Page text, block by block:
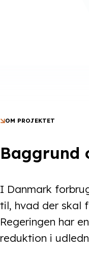
OM PROJEKTET
Baggrund
I Danmark
til, hvad der skal
Regeringen har
reduktion i